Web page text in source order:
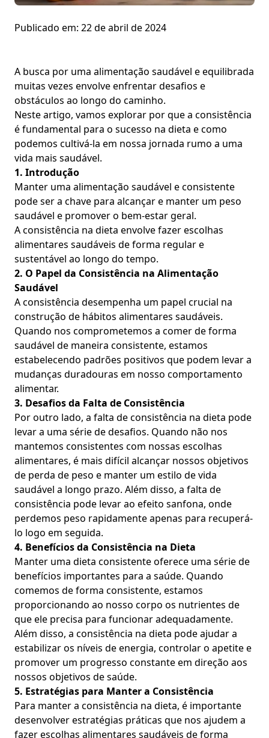
Publicado em: 22 de abril de 2024
A busca por uma alimentação saudável e equilibrada
muitas vezes envolve enfrentar desafios e
obstáculos ao longo do caminho.
Neste artigo, vamos explorar por que a consistência
é fundamental para o sucesso na dieta e como
podemos cultivá-la em nossa jornada rumo a uma
vida mais saudável.
1. Introdução
Manter uma alimentação saudável e consistente
pode ser a chave para alcançar e manter um peso
saudável e promover o bem-estar geral.
A consistência na dieta envolve fazer escolhas
alimentares saudáveis de forma regular e
sustentável ao longo do tempo.
2. O Papel da Consistência na Alimentação
Saudável
A consistência desempenha um papel crucial na
construção de hábitos alimentares saudáveis.
Quando nos comprometemos a comer de forma
saudável de maneira consistente, estamos
estabelecendo padrões positivos que podem levar a
mudanças duradouras em nosso comportamento
alimentar.
3. Desafios da Falta de Consistência
Por outro lado, a falta de consistência na dieta pode
levar a uma série de desafios. Quando não nos
mantemos consistentes com nossas escolhas
alimentares, é mais difícil alcançar nossos objetivos
de perda de peso e manter um estilo de vida
saudável a longo prazo. Além disso, a falta de
consistência pode levar ao efeito sanfona, onde
perdemos peso rapidamente apenas para recuperá-
lo logo em seguida.
4. Benefícios da Consistência na Dieta
Manter uma dieta consistente oferece uma série de
benefícios importantes para a saúde. Quando
comemos de forma consistente, estamos
proporcionando ao nosso corpo os nutrientes de
que ele precisa para funcionar adequadamente.
Além disso, a consistência na dieta pode ajudar a
estabilizar os níveis de energia, controlar o apetite e
promover um progresso constante em direção aos
nossos objetivos de saúde.
5. Estratégias para Manter a Consistência
Para manter a consistência na dieta, é importante
desenvolver estratégias práticas que nos ajudem a
fazer escolhas alimentares saudáveis de forma